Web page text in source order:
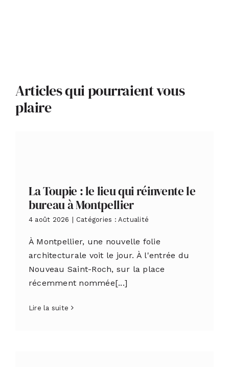
Articles qui pourraient vous
plaire
La Toupie : le lieu qui réinvente le
bureau à Montpellier
4 août 2026 Catégories : Actualité
À Montpellier, une nouvelle folie
architecturale voit le jour. À l'entrée du
Nouveau Saint-Roch, sur la place
récemment nommée[...]
Lire la suite